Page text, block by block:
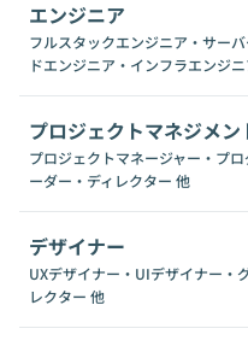
エンジニア
フルスタックエンジニア・サー
ドエンジニア・インフラエンジニ
プロジェクトマネジメン
プロジェクトマネージャー・プ
ーダー・ディレクター 他
デザイナー
UXデザイナー・UIデザイナー・
レクター 他